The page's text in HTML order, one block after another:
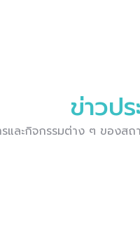
ข่าวป
และกิจกรรมต่าง ๆ ของส